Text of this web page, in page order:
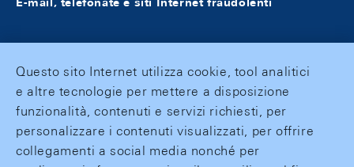
Questo sito Internet utilizza cookie, tool analitici
e altre tecnologie per mettere a disposizione
funzionalità, contenuti e servizi richiesti, per
personalizzare i contenuti visualizzati, per offrire
collegamenti a social media nonché per